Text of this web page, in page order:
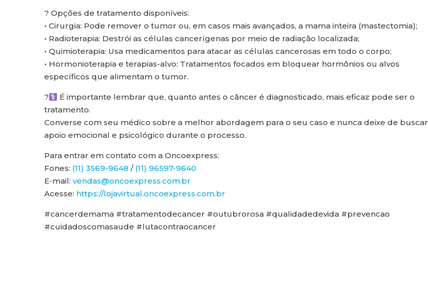
? Opções de tratamento disponíveis:
• Cirurgia: Pode remover o tumor ou, em casos mais avançados, a mama inteira (mastectomia);
• Radioterapia: Destrói as células cancerígenas por meio de radiação localizada;
• Quimioterapia: Usa medicamentos para atacar as células cancerosas em todo o corpo;
• Hormonioterapia e terapias-alvo: Tratamentos focados em bloquear hormônios ou alvos
específicos que alimentam o tumor.
?‍
É importante lembrar que, quanto antes o câncer é diagnosticado, mais eficaz pode ser o
tratamento.
Converse com seu médico sobre a melhor abordagem para o seu caso e nunca deixe de buscar
apoio emocional e psicológico durante o processo.
Para entrar em contato com a Oncoexpress:
Fones: (11) 3569-9648 / (11) 96597-9640
E-mail: vendas@oncoexpress.com.br
Acesse: https://lojavirtual.oncoexpress.com.br
#cancerdemama #tratamentodecancer #outubrorosa #qualidadedevida #prevencao
#cuidadoscomasaude #lutacontraocancer